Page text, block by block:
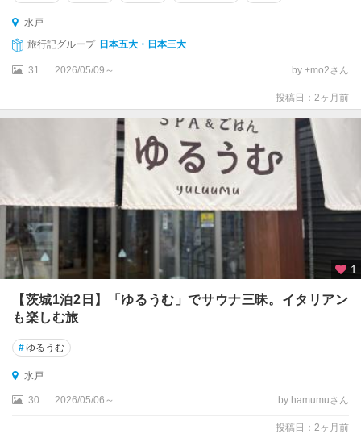
水戸
旅行記グループ 日本五大・日本三大
31 2026/05/09～ by +mo2さん
投稿日：2ヶ月前
1
【茨城1泊2日】「ゆるうむ」でサウナ三昧。イタリアン
も楽しむ旅
#ゆるうむ
水戸
30 2026/05/06～ by hamumuさん
投稿日：2ヶ月前